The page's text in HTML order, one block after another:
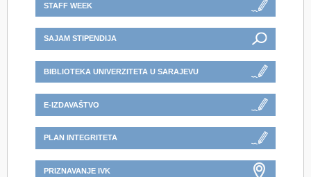
STAFF WEEK
SAJAM STIPENDIJA
BIBLIOTEKA UNIVERZITETA U SARAJEVU
E-IZDAVAŠTVO
PLAN INTEGRITETA
PRIZNAVANJE IVK